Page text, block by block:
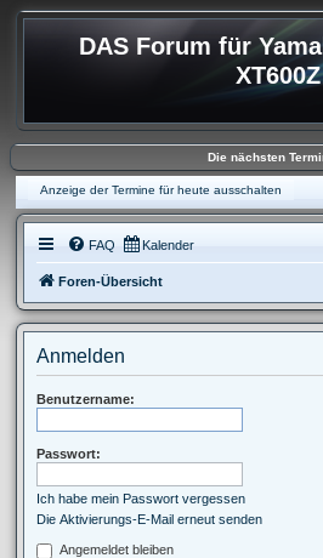
DAS Forum für
XT600Z
Die nächsten
Anzeige der Termine für heute ausschalten
FAQ Kalender
Foren-Übersicht
Anmelden
Benutzername:
Passwort:
Ich habe mein Passwort vergessen
Die Aktivierungs-E-Mail erneut senden
Angemeldet bleiben